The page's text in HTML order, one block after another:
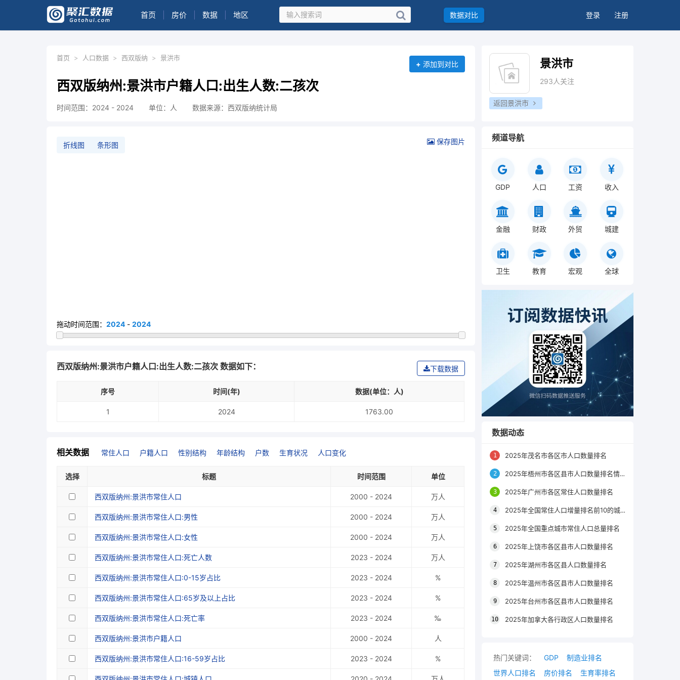
首页 房价 数据 地区 数据对比 登录 注册
首页 > 人口数据 > 西双版纳 > 景洪市
西双版纳州:景洪市户籍人口:出生人数:二孩次
时间范围：2024 - 2024 单位：人 数据来源：西双版纳统计局
+ 添加到对比
折线图 条形图 保存图片
拖动时间范围： 2024 - 2024
西双版纳州:景洪市户籍人口:出生人数:二孩次 数据如下： 下载数据
序号 时间(年) 数据(单位：人)
1 2024 1763.00
相关数据 常住人口 户籍人口 性别结构 年龄结构 户数 生育状况 人口变化
选择 标题 时间范围 单位
西双版纳州:景洪市常住人口 2000 - 2024 万人
西双版纳州:景洪市常住人口:男性 2000 - 2024 万人
西双版纳州:景洪市常住人口:女性 2000 - 2024 万人
西双版纳州:景洪市常住人口:死亡人数 2023 - 2024 万人
西双版纳州:景洪市常住人口:0-15岁占比 2023 - 2024 %
西双版纳州:景洪市常住人口:65岁及以上占比 2023 - 2024 %
西双版纳州:景洪市常住人口:死亡率 2023 - 2024 ‰
西双版纳州:景洪市户籍人口 2000 - 2024 人
西双版纳州:景洪市常住人口:16-59岁占比 2023 - 2024 %
景洪市
293人关注
返回景洪市
频道导航
GDP 人口 工资 收入
金融 财政 外贸 城建
卫生 教育 宏观 全球
数据动态
2025年茂名市各区市人口数量排名
2025年梧州市各区县市人口数量排名情况
2025年广州市各区常住人口数量排名
2025年全国常住人口增量排名前10的城市
2025年全国重点城市常住人口总量排名
2025年上饶市各区县市人口数量排名
2025年湖州市各区县人口数量排名
2025年温州市各区县市人口数量排名
2025年台州市各区县市人口数量排名
2025年加拿大各行政区人口数量排名
热门关键词： GDP
制造业排名
世界人口排名
房价排名 生育率排名